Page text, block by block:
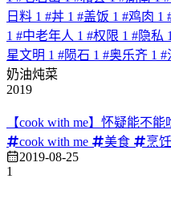
日料 1 #丼 1 #盖饭 1 #鸡肉 1
1 #中老年人 1 #权限 1 #隐私 1
星文明 1 #陨石 1 #奥乐齐 1 #
奶油炖菜
2019
【cook with me】怀疑能不
cook with me
美食 烹饪
2019-08-25
1